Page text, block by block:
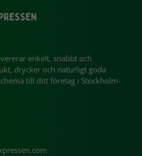
enkelt, snabbt och
drycker och naturligt goda
till ditt företag i Stockholm-